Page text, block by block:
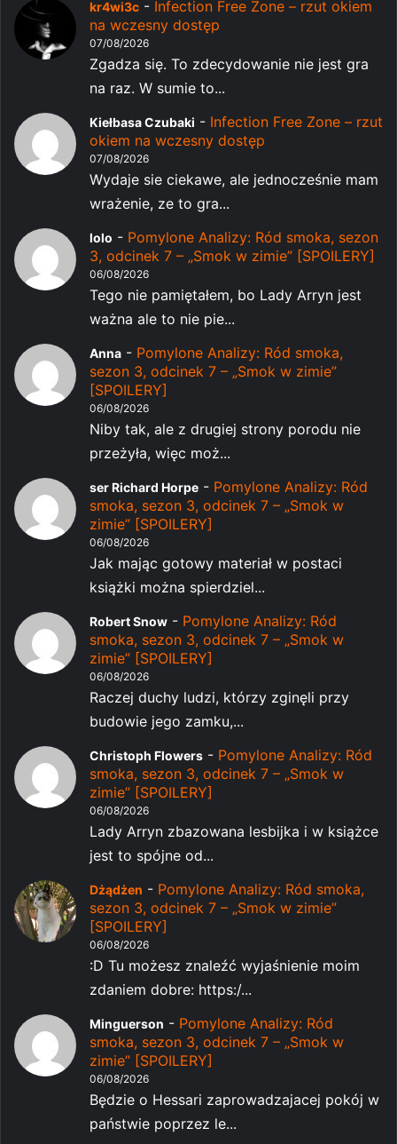
kr4wi3c - Infection Free Zone – rzut okiem
na wczesny dostęp
07/08/2026
Zgadza się. To zdecydowanie nie jest gra
na raz. W sumie to...
Kiełbasa Czubaki - Infection Free Zone – rzut
okiem na wczesny dostęp
07/08/2026
Wydaje sie ciekawe, ale jednocześnie mam
wrażenie, ze to gra...
lolo - Pomylone Analizy: Ród smoka, sezon
3, odcinek 7 – „Smok w zimie” [SPOILERY]
06/08/2026
Tego nie pamiętałem, bo Lady Arryn jest
ważna ale to nie pie...
Anna - Pomylone Analizy: Ród smoka,
sezon 3, odcinek 7 – „Smok w zimie”
[SPOILERY]
06/08/2026
Niby tak, ale z drugiej strony porodu nie
przeżyła, więc moż...
ser Richard Horpe - Pomylone Analizy: Ród
smoka, sezon 3, odcinek 7 – „Smok w
zimie” [SPOILERY]
06/08/2026
Jak mając gotowy materiał w postaci
książki można spierdziel...
Robert Snow - Pomylone Analizy: Ród
smoka, sezon 3, odcinek 7 – „Smok w
zimie” [SPOILERY]
06/08/2026
Raczej duchy ludzi, którzy zginęli przy
budowie jego zamku,...
Christoph Flowers - Pomylone Analizy: Ród
smoka, sezon 3, odcinek 7 – „Smok w
zimie” [SPOILERY]
06/08/2026
Lady Arryn zbazowana lesbijka i w książce
jest to spójne od...
Dżądżen - Pomylone Analizy: Ród smoka,
sezon 3, odcinek 7 – „Smok w zimie”
[SPOILERY]
06/08/2026
:D Tu możesz znaleźć wyjaśnienie moim
zdaniem dobre: https:/...
Minguerson - Pomylone Analizy: Ród
smoka, sezon 3, odcinek 7 – „Smok w
zimie” [SPOILERY]
06/08/2026
Będzie o Hessari zaprowadzajacej pokój w
państwie poprzez le...